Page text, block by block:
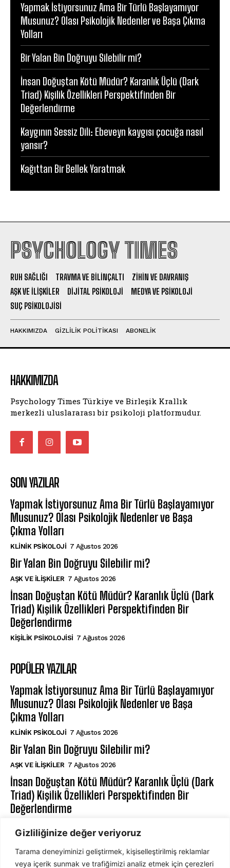
Gizliliğinize değer veriyoruz
Tarama deneyiminizi geliştirmek, kişiselleştirilmiş reklamlar
veya içerik sunmak ve trafiğimizi analiz etmek için çerezleri
Yapmak İstiyorsunuz Ama Bir Türlü Başlayamıyor
Musunuz? Olası Psikolojik Nedenler ve Başa Çıkma
Yolları
Bir Yalan Bin Doğruyu Silebilir mi?
İnsan Doğuştan Kötü Müdür? Karanlık Üçlü (Dark
Triad) Kişilik Özellikleri Perspektifinden Bir
Değerlendirme
Kaygının Sessiz Dili: Ebeveyn kaygısı çocuğa nasıl
yansır?
Kağıttan Bir Bellek Yaratmak
PSYCHOLOGY TIMES
RUH SAĞLIĞI TRAVMA VE BILINÇALTI
ZIHIN VE DAVRANIŞ
AŞK VE İLIŞKILER
DIJITAL PSIKOLOJI
MEDYA VE PSIKOLOJI
SUÇ PSIKOLOJISI
HAKKIMIZDA GIZLILIK POLITIKASI ABONELIK
HAKKIMIZDA
Psychology Times Türkiye ve Birleşik Krallık
merkezli uluslararası bir psikoloji platformudur.
SON YAZILAR
Yapmak İstiyorsunuz Ama Bir Türlü Başlayamıyor
Musunuz? Olası Psikolojik Nedenler ve Başa
Çıkma Yolları
KLINIK PSIKOLOJI 7 Ağustos 2026
Bir Yalan Bin Doğruyu Silebilir mi?
AŞK VE İLIŞKILER 7 Ağustos 2026
İnsan Doğuştan Kötü Müdür? Karanlık Üçlü (Dark
Triad) Kişilik Özellikleri Perspektifinden Bir
Değerlendirme
KIŞILIK PSIKOLOJISI 7 Ağustos 2026
POPÜLER YAZILAR
Yapmak İstiyorsunuz Ama Bir Türlü Başlayamıyor
Musunuz? Olası Psikolojik Nedenler ve Başa
Çıkma Yolları
KLINIK PSIKOLOJI 7 Ağustos 2026
Bir Yalan Bin Doğruyu Silebilir mi?
AŞK VE İLIŞKILER 7 Ağustos 2026
İnsan Doğuştan Kötü Müdür? Karanlık Üçlü (Dark
Triad) Kişilik Özellikleri Perspektifinden Bir
Değerlendirme
ABONE OL